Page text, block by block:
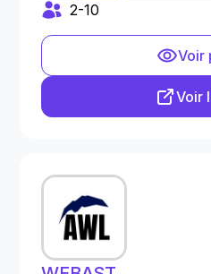
2-10
Voir
Voir